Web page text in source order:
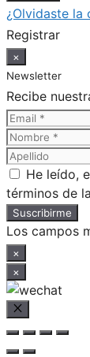
¿Olvidaste la
Registrar
×
Newsletter
Recibe
He leído,
términos de la
Los campos
×
×
Cerrar